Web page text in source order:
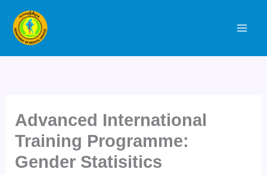
content
Advanced International
Training Programme:
Gender Statisitics